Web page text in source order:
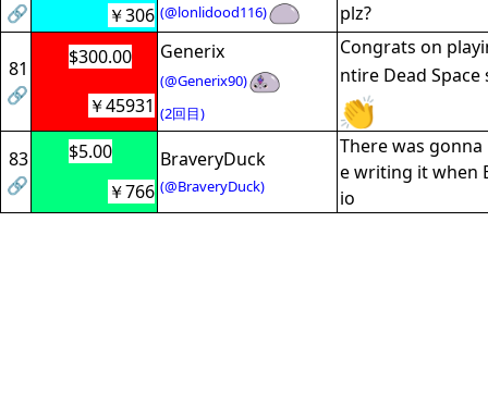
🔗
(@lonlidood116)
plz?
￥306
81
🔗
$300.00 Generix
(@Generix90)
(2回目)
Congrats on
ntire Dead
￥45931
83
🔗
$5.00 BraveryDuck
(@BraveryDuck)
There was gonna
e writing it when
io
￥766